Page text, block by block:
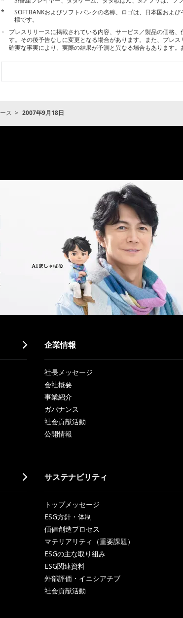
*
SOFTBANKおよびソフトバンクの名称、ロゴは、日本国およ
標です。
プレスリリースに掲載されている内容、サービス／製品の価格
す。その後予告なしに変更となる場合があります。また、プレ
確実な事実により、実際の結果が予測と異なる場合もあります。
ス 2007年9月18日
企業情報
社長メッセージ
会社概要
事業紹介
ガバナンス
社会貢献活動
公開情報
サステナビリティ
トップメッセージ
ESG方針・体制
価値創造プロセス
マテリアリティ（重要課題）
ESGの主な取り組み
ESG関連資料
外部評価・イニシアチブ
社会貢献活動